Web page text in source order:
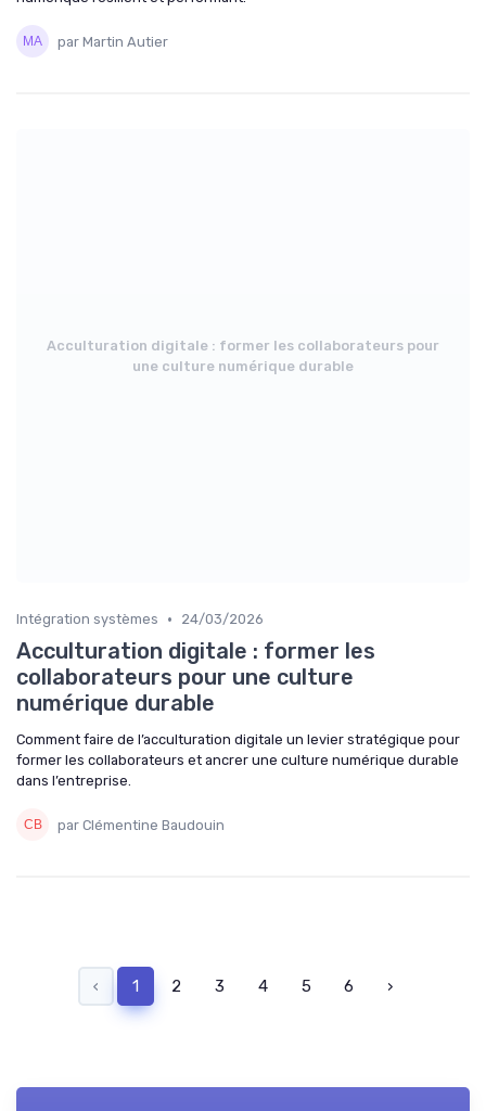
par Martin Autier
Acculturation digitale : former les collaborateurs pour
une culture numérique durable
Intégration systèmes • 24/03/2026
Acculturation digitale : former les
collaborateurs pour une culture
numérique durable
Comment faire de l’acculturation digitale un levier stratégique pour
former les collaborateurs et ancrer une culture numérique durable
dans l’entreprise.
par Clémentine Baudouin
‹ 1 2 3 4 5 6 ›